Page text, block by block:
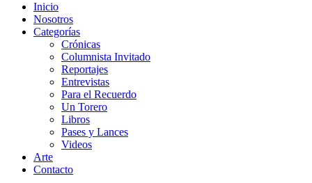
Inicio
Nosotros
Categorías
Crónicas
Columnista Invitado
Reportajes
Entrevistas
Para el Recuerdo
Un Torero
Libros
Pases y Lances
Videos
Arte
Contacto